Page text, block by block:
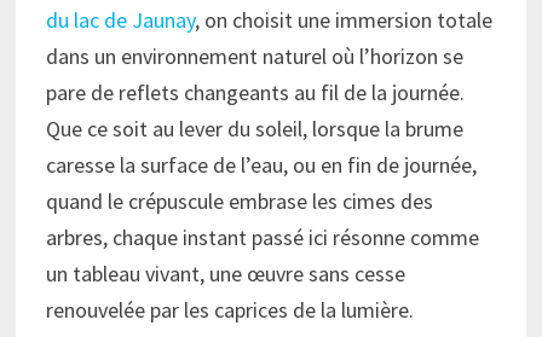
du lac de Jaunay, on choisit une immersion totale
dans un environnement naturel où l’horizon se
pare de reflets changeants au fil de la journée.
Que ce soit au lever du soleil, lorsque la brume
caresse la surface de l’eau, ou en fin de journée,
quand le crépuscule embrase les cimes des
arbres, chaque instant passé ici résonne comme
un tableau vivant, une œuvre sans cesse
renouvelée par les caprices de la lumière.